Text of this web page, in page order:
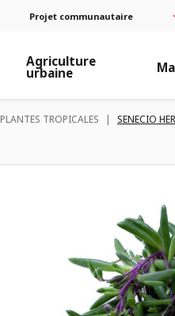
Projet communautaire
Agriculture
urbaine
PLANTES TROPICALES | SENECIO